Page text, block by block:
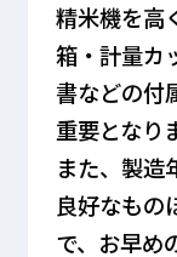
精米機を高
箱・計量カ
書などの付
重要となり
また、製造
良好なもの
で、お早め